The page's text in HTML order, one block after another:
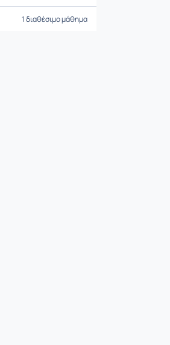
1 διαθέσιμο μάθημα